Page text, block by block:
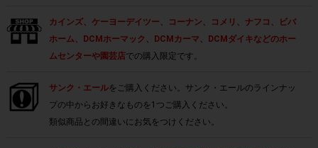
カインズ、ケーヨーデイツー、コーナン、コメリ、ナフコ、ビバ
ホーム、DCMホーマック、DCMカーマ、DCMダイキなどのホー
ムセンターや園芸店での購入限定です。
サンク・エールをご購入ください。サンク・エールのラインナッ
プの中からお好きなものを1つご購入ください。
類似商品との間違いにお気をつけください。